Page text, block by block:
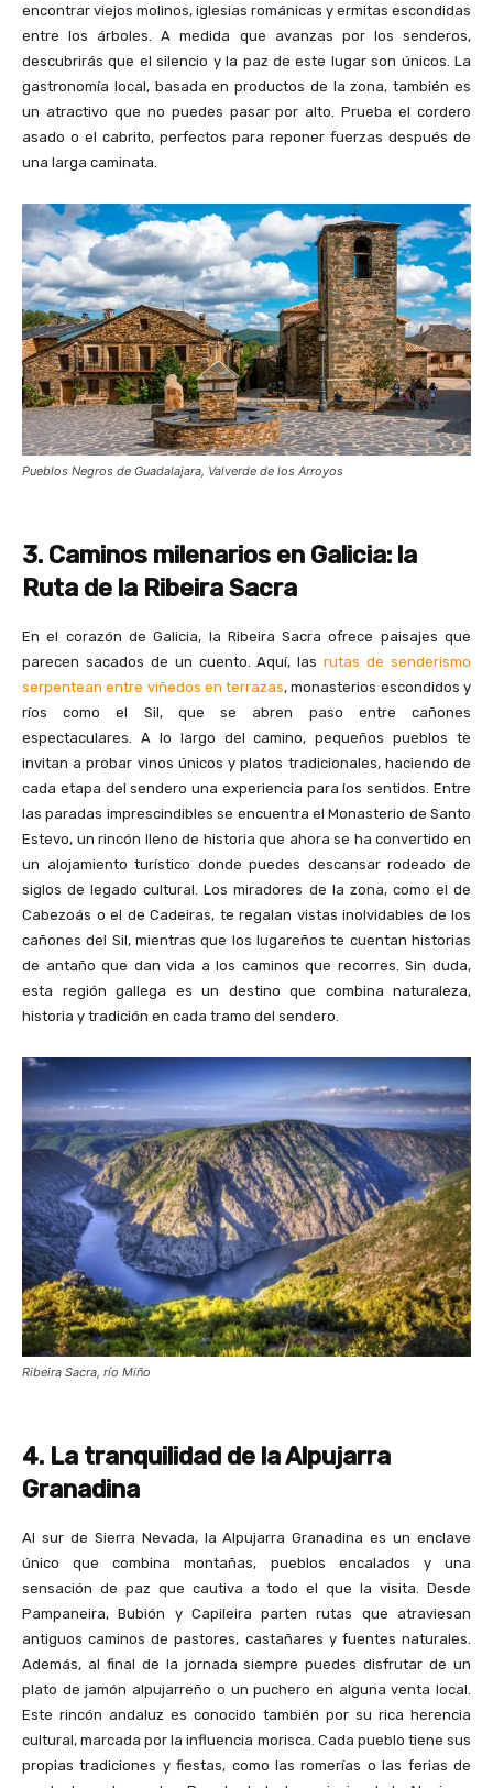
encontrar viejos molinos, iglesias románicas y ermitas escondidas
entre los árboles. A medida que avanzas por los senderos,
descubrirás que el silencio y la paz de este lugar son únicos. La
gastronomía local, basada en productos de la zona, también es
un atractivo que no puedes pasar por alto. Prueba el cordero
asado o el cabrito, perfectos para reponer fuerzas después de
una larga caminata.
Pueblos Negros de Guadalajara, Valverde de los Arroyos
3. Caminos milenarios en Galicia: la
Ruta de la Ribeira Sacra
En el corazón de Galicia, la Ribeira Sacra ofrece paisajes que
parecen sacados de un cuento. Aquí, lasrutas de senderismo
serpentean entre viñedos en terrazas, monasterios escondidos y
ríos como el Sil, que se abren paso entre cañones
espectaculares. A lo largo del camino, pequeños pueblos te
invitan a probar vinos únicos y platos tradicionales, haciendo de
cada etapa del sendero una experiencia para los sentidos. Entre
las paradas imprescindibles se encuentra el Monasterio de Santo
Estevo, un rincón lleno de historia que ahora se ha convertido en
un alojamiento turístico donde puedes descansar rodeado de
siglos de legado cultural. Los miradores de la zona, como el de
Cabezoás o el de Cadeiras, te regalan vistas inolvidables de los
cañones del Sil, mientras que los lugareños te cuentan historias
de antaño que dan vida a los caminos que recorres. Sin duda,
esta región gallega es un destino que combina naturaleza,
historia y tradición en cada tramo del sendero.
Ribeira Sacra, río Miño
4. La tranquilidad de la Alpujarra
Granadina
Al sur de Sierra Nevada, la Alpujarra Granadina es un enclave
único que combina montañas, pueblos encalados y una
sensación de paz que cautiva a todo el que la visita. Desde
Pampaneira, Bubión y Capileira parten rutas que atraviesan
antiguos caminos de pastores, castañares y fuentes naturales.
Además, al final de la jornada siempre puedes disfrutar de un
plato de jamón alpujarreño o un puchero en alguna venta local.
Este rincón andaluz es conocido también por su rica herencia
cultural, marcada por la influencia morisca. Cada pueblo tiene sus
propias tradiciones y fiestas, como las romerías o las ferias de